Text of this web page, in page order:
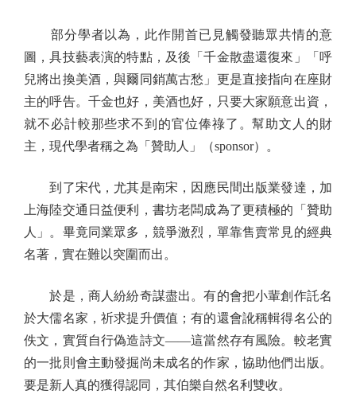
部分學者以為，此作開首已見觸發聽眾共情的意
圖，具技藝表演的特點，及後「千金散盡還復來」「呼
兒將出換美酒，與爾同銷萬古愁」更是直接指向在座財
主的呼告。千金也好，美酒也好，只要大家願意出資，
就不必計較那些求不到的官位俸祿了。幫助文人的財
主，現代學者稱之為「贊助人」（sponsor）。
到了宋代，尤其是南宋，因應民間出版業發達，加
上海陸交通日益便利，書坊老闆成為了更積極的「贊助
人」。畢竟同業眾多，競爭激烈，單靠售賣常見的經典
名著，實在難以突圍而出。
於是，商人紛紛奇謀盡出。有的會把小輩創作託名
於大儒名家，祈求提升價值；有的還會訛稱輯得名公的
佚文，實質自行偽造詩文——這當然存有風險。較老實
的一批則會主動發掘尚未成名的作家，協助他們出版。
要是新人真的獲得認同，其伯樂自然名利雙收。